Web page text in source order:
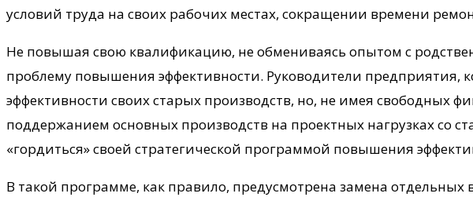
условий труда на своих рабочих местах, сокращении времени
Не повышая свою квалификацию, не обмениваясь опытом с
проблему повышения эффективности. Руководители
эффективности своих старых производств, но, не имея свободных
поддержанием основных производств на проектных нагрузках со
«гордиться» своей стратегической программой повышения
В такой программе, как правило, предусмотрена замена